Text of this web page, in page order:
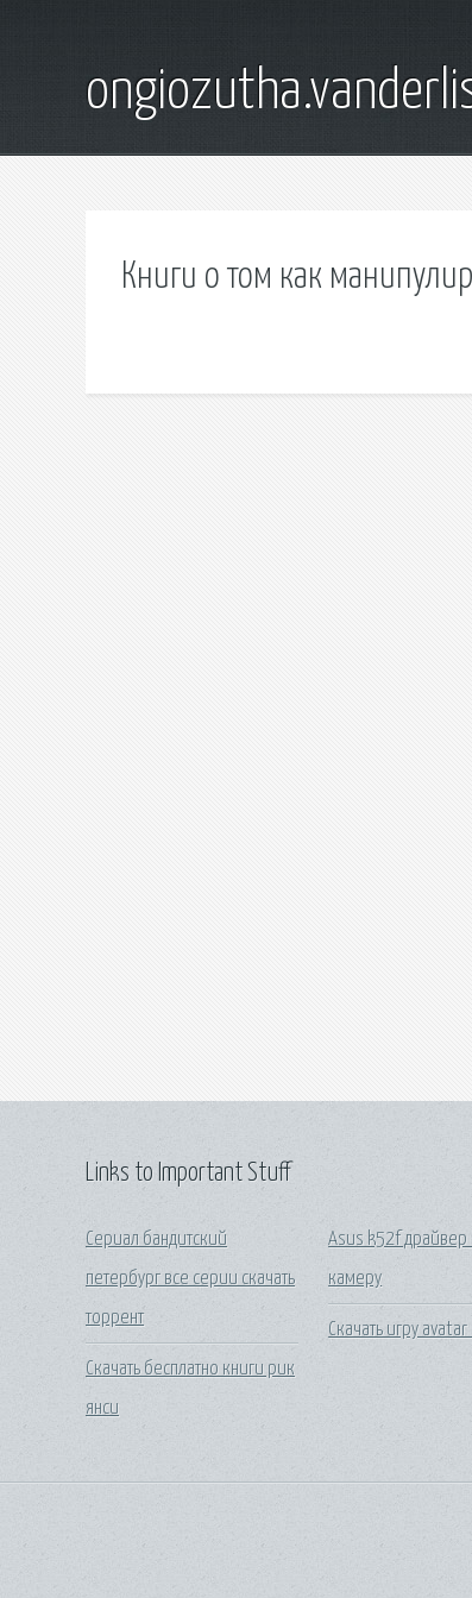
Книги о том как
Links to Important Stuff
Сериал бандитский
петербург все серии скачать
торрент
Скачать бесплатно книги рик
янси
Asus k52f драйвер
камеру
Скачать игру